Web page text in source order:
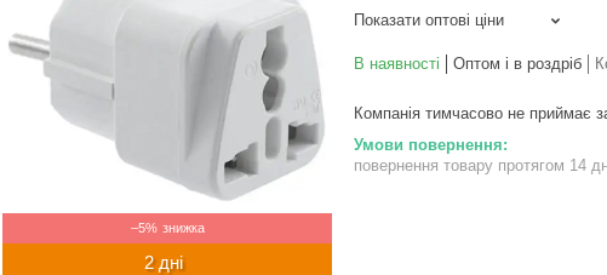
–5%
2 дні
Показати оптові ціни
В наявності Оптом і в роздріб
Компанія тимчасово не приймає
повернення товару протягом 14